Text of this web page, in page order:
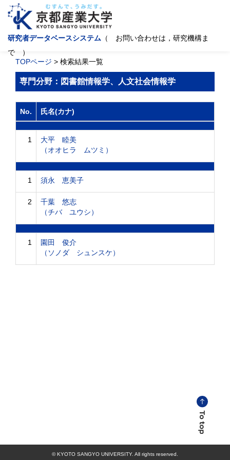
研究者データベースシステム （ お問い合わせは，研究機構ま
で ）
TOPページ > 検索結果一覧
専門分野：図書館情報学、人文社会情報学
No. 氏名(カナ)
1
大平 睦美
（オオヒラ ムツミ）
1 須永 恵美子
2
千葉 悠志
（チバ ユウシ）
1
園田 俊介
（ソノダ シュンスケ）
© KYOTO SANGYO UNIVERSITY. All rights reserved.